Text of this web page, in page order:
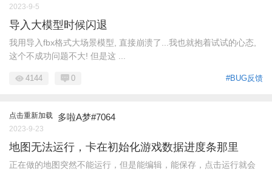
2023-9-5
导入大模型时候闪退
我用导入fbx格式大场景模型, 直接崩溃了...我也就抱着试试的心态,
这个不成功问题不大! 但是这 ...
#BUG反馈
4144 0
点击重新加载 多啦A梦#7064
2023-9-23
地图无法运行，卡在初始化游戏数据进度条那里
正在做的地图突然不能运行，但是能编辑，能保存，点击运行就会